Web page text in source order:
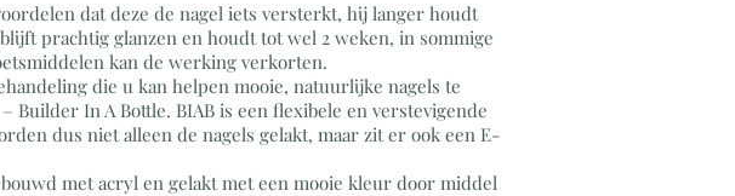
dat deze de nagel iets versterkt, hij langer houdt
prachtig glanzen en houdt tot wel 2 weken, in sommige
kan de werking verkorten.
die u kan helpen mooie, natuurlijke nagels te
– Builder In A Bottle. BIAB is een flexibele en verstevigende
dus niet alleen de nagels gelakt, maar zit er ook een E-
met acryl en gelakt met een mooie kleur door middel